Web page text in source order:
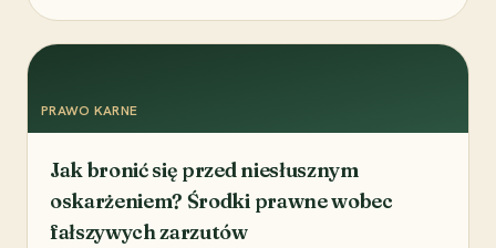
PRAWO KARNE
Jak bronić się przed niesłusznym
oskarżeniem? Środki prawne wobec
fałszywych zarzutów